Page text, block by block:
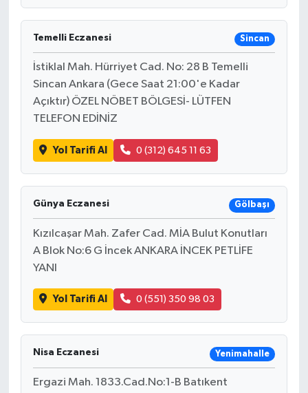
Temelli Eczanesi Sincan
İstiklal Mah. Hürriyet Cad. No: 28 B Temelli
Sincan Ankara (Gece Saat 21:00'e Kadar
Açıktır) ÖZEL NÖBET BÖLGESİ- LÜTFEN
TELEFON EDİNİZ
Yol Tarifi Al 0 (312) 645 11 63
Günya Eczanesi Gölbaşı
Kızılcaşar Mah. Zafer Cad. MİA Bulut Konutları
A Blok No:6 G İncek ANKARA İNCEK PETLİFE
YANI
Yol Tarifi Al 0 (551) 350 98 03
Nisa Eczanesi Yenimahalle
Ergazi Mah. 1833.Cad.No:1-B Batıkent